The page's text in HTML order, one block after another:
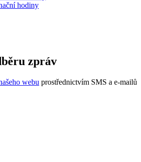
hodiny
zpráv
webu prostřednictvím SMS a e-mailů